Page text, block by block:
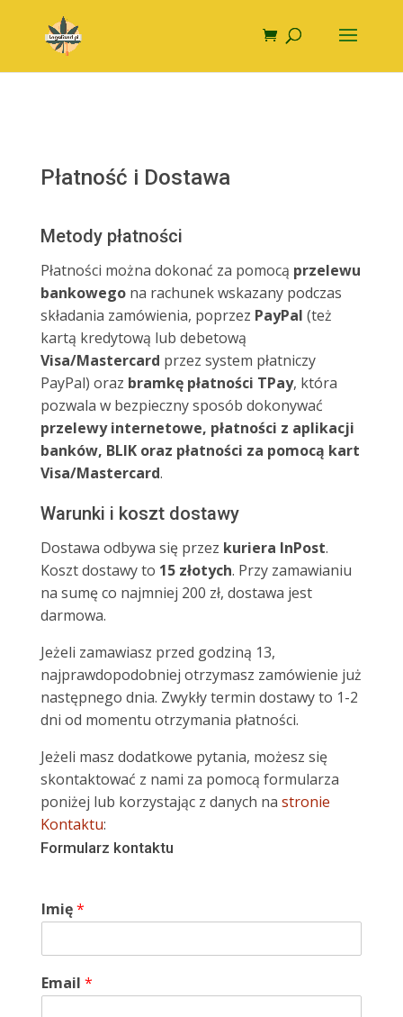
Płatność i Dostawa
Metody płatności
Płatności można dokonać za pomocą przelewu
bankowego na rachunek wskazany podczas
składania zamówienia, poprzez PayPal (też
kartą kredytową lub debetową
Visa/Mastercard przez system płatniczy
PayPal) oraz bramkę płatności TPay, która
pozwala w bezpieczny sposób dokonywać
przelewy internetowe, płatności z aplikacji
banków, BLIK oraz płatności za pomocą kart
Visa/Mastercard.
Warunki i koszt dostawy
Dostawa odbywa się przez kuriera InPost.
Koszt dostawy to 15 złotych. Przy zamawianiu
na sumę co najmniej 200 zł, dostawa jest
darmowa.
Jeżeli zamawiasz przed godziną 13,
najprawdopodobniej otrzymasz zamówienie już
następnego dnia. Zwykły termin dostawy to 1-2
dni od momentu otrzymania płatności.
Jeżeli masz dodatkowe pytania, możesz się
skontaktować z nami za pomocą formularza
poniżej lub korzystając z danych na stronie
Kontaktu:
Formularz kontaktu
Imię*
Email *